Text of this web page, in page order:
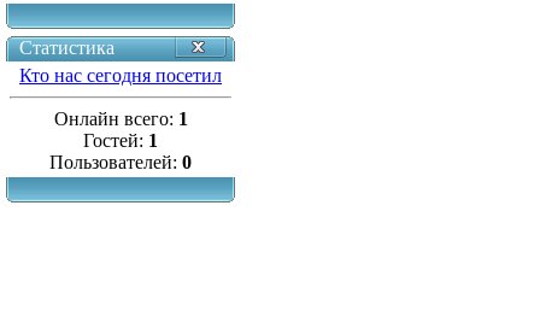
Статистика
Кто нас сегодня посетил
Онлайн всего: 1
Гостей: 1
Пользователей: 0